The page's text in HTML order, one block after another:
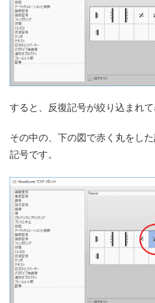
すると、反復記号が絞り込まれて
その中の、下の図で赤く丸をし
記号です。